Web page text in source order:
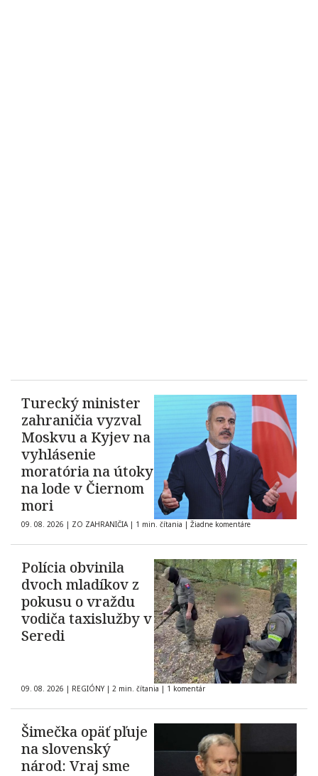
Turecký minister
zahraničia vyzval
Moskvu a Kyjev na
vyhlásenie
moratória na útoky
na lode v Čiernom
mori
09. 08. 2026 | ZO ZAHRANIČIA | 1 min. čítania | Žiadne komentáre
Polícia obvinila
dvoch mladíkov z
pokusu o vraždu
vodiča taxislužby v
Seredi
09. 08. 2026 | REGIÓNY | 2 min. čítania | 1 komentár
Šimečka opäť pľuje
na slovenský
národ: Vraj sme